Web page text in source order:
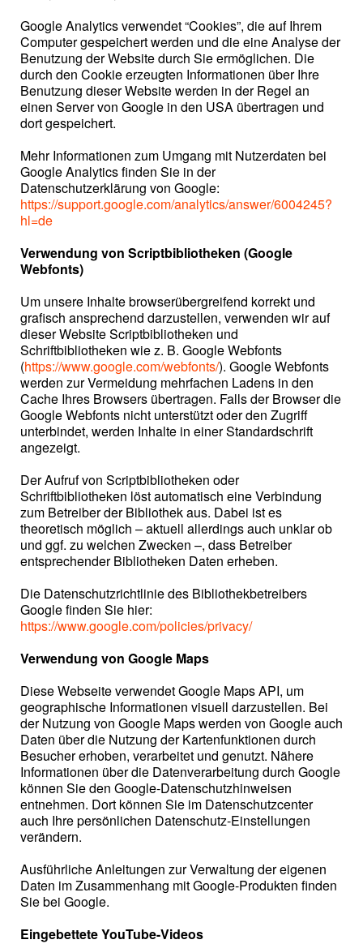
Google Analytics verwendet “Cookies”, die auf Ihrem
Computer gespeichert werden und die eine Analyse der
Benutzung der Website durch Sie ermöglichen. Die
durch den Cookie erzeugten Informationen über Ihre
Benutzung dieser Website werden in der Regel an
einen Server von Google in den USA übertragen und
dort gespeichert.
Mehr Informationen zum Umgang mit Nutzerdaten bei
Google Analytics finden Sie in der
Datenschutzerklärung von Google:
https://support.google.com/analytics/answer/6004245?
hl=de
Verwendung von Scriptbibliotheken (Google
Webfonts)
Um unsere Inhalte browserübergreifend korrekt und
grafisch ansprechend darzustellen, verwenden wir auf
dieser Website Scriptbibliotheken und
Schriftbibliotheken wie z. B. Google Webfonts
(https://www.google.com/webfonts/). Google Webfonts
werden zur Vermeidung mehrfachen Ladens in den
Cache Ihres Browsers übertragen. Falls der Browser die
Google Webfonts nicht unterstützt oder den Zugriff
unterbindet, werden Inhalte in einer Standardschrift
angezeigt.
Der Aufruf von Scriptbibliotheken oder
Schriftbibliotheken löst automatisch eine Verbindung
zum Betreiber der Bibliothek aus. Dabei ist es
theoretisch möglich – aktuell allerdings auch unklar ob
und ggf. zu welchen Zwecken –, dass Betreiber
entsprechender Bibliotheken Daten erheben.
Die Datenschutzrichtlinie des Bibliothekbetreibers
Google finden Sie hier:
https://www.google.com/policies/privacy/
Verwendung von Google Maps
Diese Webseite verwendet Google Maps API, um
geographische Informationen visuell darzustellen. Bei
der Nutzung von Google Maps werden von Google auch
Daten über die Nutzung der Kartenfunktionen durch
Besucher erhoben, verarbeitet und genutzt. Nähere
Informationen über die Datenverarbeitung durch Google
können Sie den Google-Datenschutzhinweisen
entnehmen. Dort können Sie im Datenschutzcenter
auch Ihre persönlichen Datenschutz-Einstellungen
verändern.
Ausführliche Anleitungen zur Verwaltung der eigenen
Daten im Zusammenhang mit Google-Produkten finden
Sie bei Google.
Eingebettete YouTube-Videos